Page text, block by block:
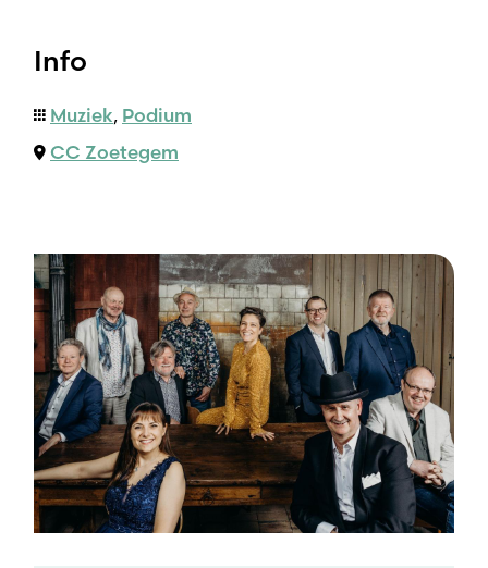
Info
Muziek, Podium
CC Zoetegem